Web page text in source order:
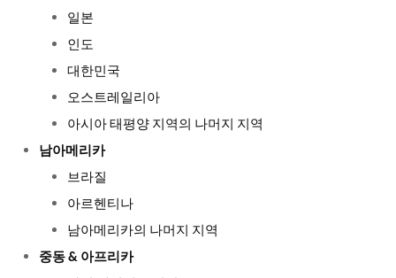
일본
인도
대한민국
오스트레일리아
아시아 태평양 지역의 나머지 지역
남아메리카
브라질
아르헨티나
남아메리카의 나머지 지역
중동 & 아프리카